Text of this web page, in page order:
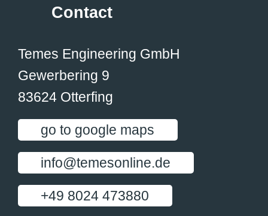
Contact
Temes Engineering GmbH
Gewerbering 9
83624 Otterfing
go to google maps
info@temesonline.de
+49 8024 473880